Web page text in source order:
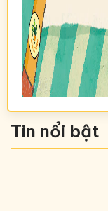
Tin nổi bật